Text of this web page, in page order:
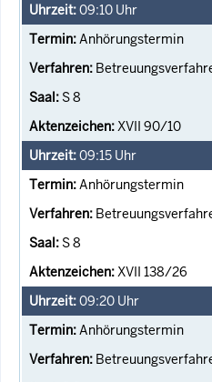
09:10 Uhr
Anhörungstermin
S 8
XVII 90/10
09:15 Uhr
Anhörungstermin
S 8
XVII 138/26
09:20 Uhr
Anhörungstermin